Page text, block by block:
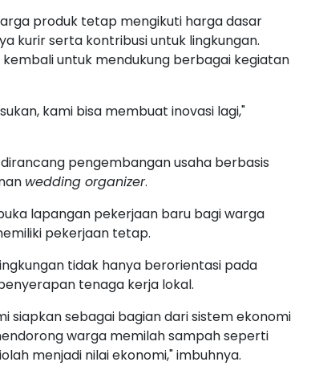
produk tetap mengikuti harga dasar
kurir serta kontribusi untuk lingkungan.
untuk mendukung berbagai kegiatan
kami bisa membuat inovasi lagi,"
pengembangan usaha berbasis
wedding organizer.
lapangan pekerjaan baru bagi warga
pekerjaan tetap.
tidak hanya berorientasi pada
tenaga kerja lokal.
siapkan sebagai bagian dari sistem ekonomi
warga memilah sampah seperti
menjadi nilai ekonomi," imbuhnya.